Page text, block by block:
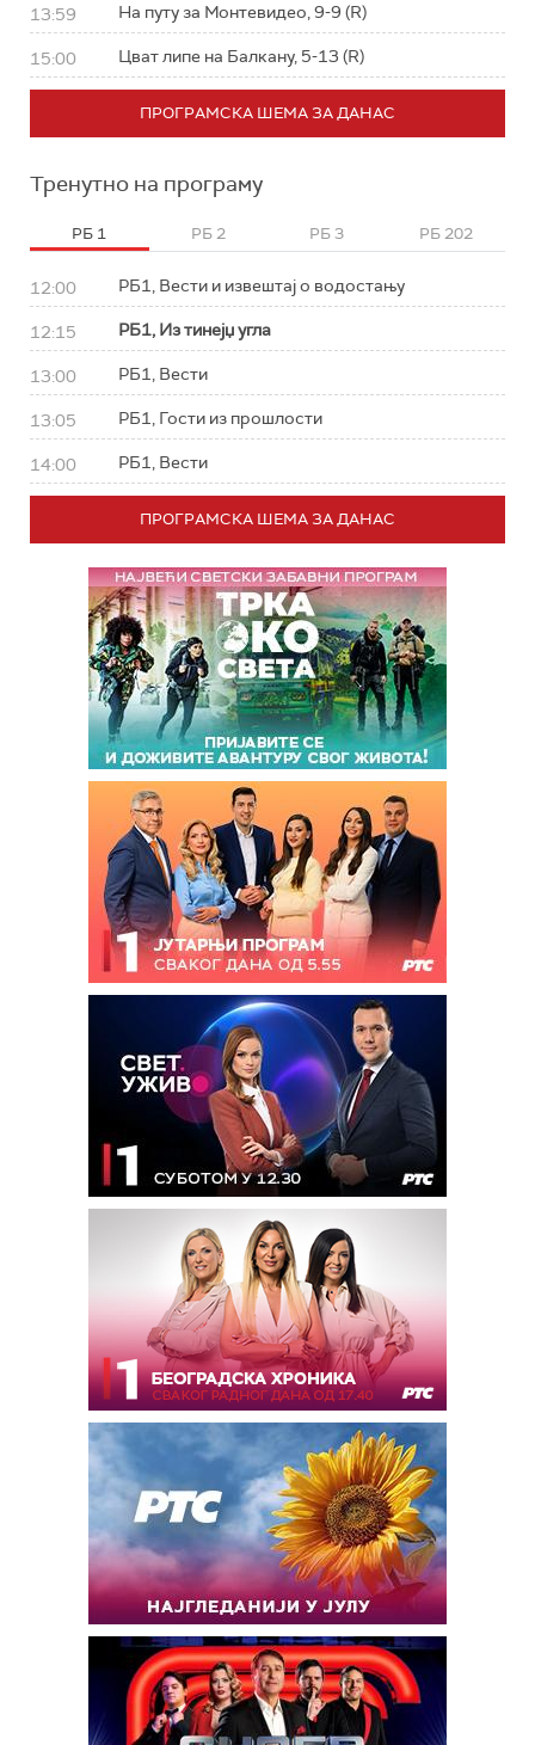
13:59 На путу за Монтевидео, 9-9 (R)
15:00 Цват липе на Балкану, 5-13 (R)
ПРОГРАМСКА ШЕМА ЗА ДАНАС
Тренутно на програму
РБ 1 РБ 2 РБ 3 РБ 202
12:00 РБ1, Вести и извештај о водостању
12:15 РБ1, Из тинејџ угла
13:00 РБ1, Вести
13:05 РБ1, Гости из прошлости
14:00 РБ1, Вести
ПРОГРАМСКА ШЕМА ЗА ДАНАС